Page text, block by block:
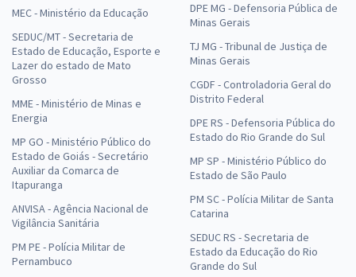
MEC - Ministério da Educação
SEDUC/MT - Secretaria de
Estado de Educação, Esporte e
Lazer do estado de Mato
Grosso
MME - Ministério de Minas e
Energia
MP GO - Ministério Público do
Estado de Goiás - Secretário
Auxiliar da Comarca de
Itapuranga
ANVISA - Agência Nacional de
Vigilância Sanitária
PM PE - Polícia Militar de
Pernambuco
DPE MG - Defensoria Pública de
Minas Gerais
TJ MG - Tribunal de Justiça de
Minas Gerais
CGDF - Controladoria Geral do
Distrito Federal
DPE RS - Defensoria Pública do
Estado do Rio Grande do Sul
MP SP - Ministério Público do
Estado de São Paulo
PM SC - Polícia Militar de Santa
Catarina
SEDUC RS - Secretaria de
Estado da Educação do Rio
Grande do Sul